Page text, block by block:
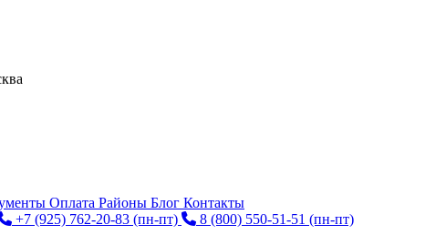
Оплата Районы Блог Контакты
+7 (925) 762-20-83 (пн-пт) 8 (800) 550-51-51 (пн-пт)